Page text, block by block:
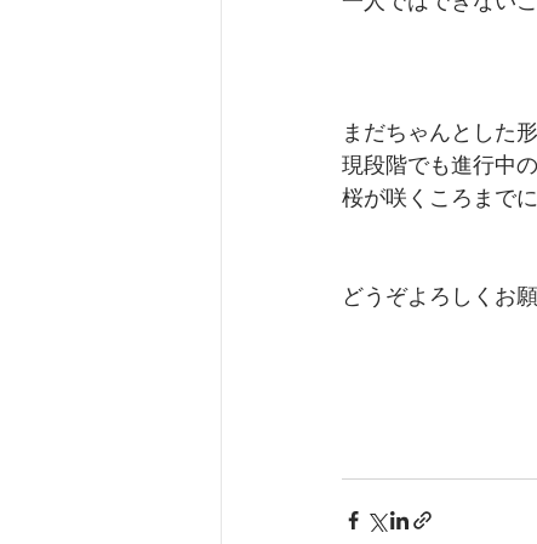
まだちゃんとした
現段階でも進行中
桜が咲くころまで
どうぞよろしくお